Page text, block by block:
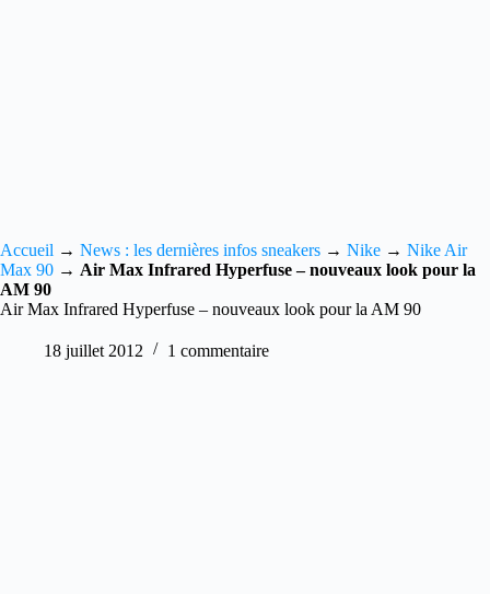
Accueil → News : les dernières infos sneakers → Nike → Nike Air
Max 90 → Air Max Infrared Hyperfuse – nouveaux look pour la
AM 90
Air Max Infrared Hyperfuse – nouveaux look pour la AM 90
18 juillet 2012 1 commentaire